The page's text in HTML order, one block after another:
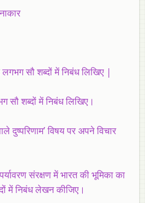
सौ शब्दों में निबंध लिखिए |
सौ शब्‍दों में निबंध लिखिए।
दुष्‍परिणाम’ विषय पर अपने विचार
संरक्षण में भारत की भूमिका का
में निबंध लेखन कीजिए।